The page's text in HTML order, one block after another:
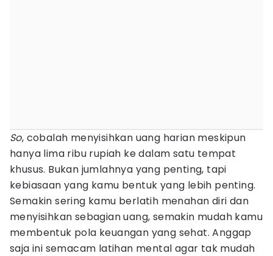
So, cobalah menyisihkan uang harian meskipun
hanya lima ribu rupiah ke dalam satu tempat
khusus. Bukan jumlahnya yang penting, tapi
kebiasaan yang kamu bentuk yang lebih penting.
Semakin sering kamu berlatih menahan diri dan
menyisihkan sebagian uang, semakin mudah kamu
membentuk pola keuangan yang sehat. Anggap
saja ini semacam latihan mental agar tak mudah